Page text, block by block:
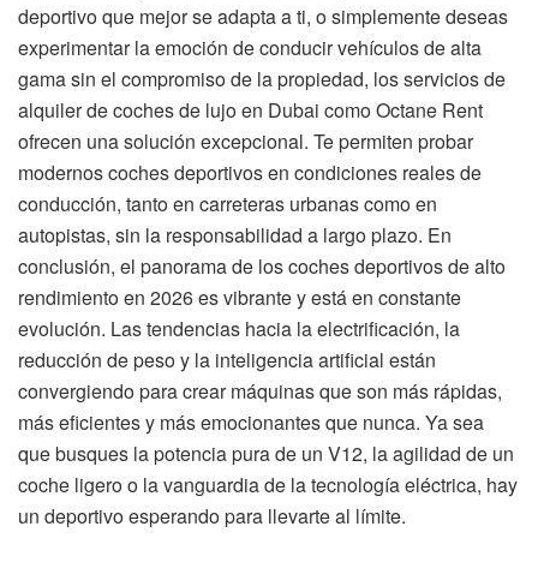
deportivo que mejor se adapta a ti, o simplemente deseas
experimentar la emoción de conducir vehículos de alta
gama sin el compromiso de la propiedad, los servicios de
alquiler de coches de lujo en Dubai como Octane Rent
ofrecen una solución excepcional. Te permiten probar
modernos coches deportivos en condiciones reales de
conducción, tanto en carreteras urbanas como en
autopistas, sin la responsabilidad a largo plazo. En
conclusión, el panorama de los coches deportivos de alto
rendimiento en 2026 es vibrante y está en constante
evolución. Las tendencias hacia la electrificación, la
reducción de peso y la inteligencia artificial están
convergiendo para crear máquinas que son más rápidas,
más eficientes y más emocionantes que nunca. Ya sea
que busques la potencia pura de un V12, la agilidad de un
coche ligero o la vanguardia de la tecnología eléctrica, hay
un deportivo esperando para llevarte al límite.